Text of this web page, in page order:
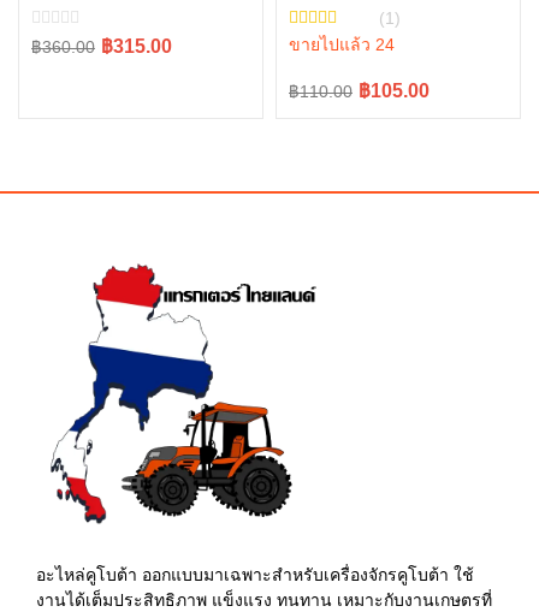
L3608SP L4018SP L4708SP
W9501-31090B
฿360.00
Original ฿315.00
Current
M6240 TC803-97010
(1)
ขายไปแล้ว 24
฿110.00
Original ฿105.00
Current
อะไหล่คูโบต้า ออกแบบมาเฉพาะสำหรับเครื่องจักรคูโบต้า ใช้
งานได้เต็มประสิทธิภาพ แข็งแรง ทนทาน เหมาะกับงานเกษตรที่